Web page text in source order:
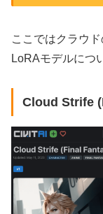
ここではクラウ
LoRAモデルにつ
Cloud Strife